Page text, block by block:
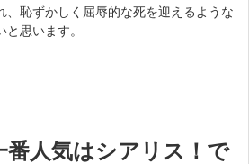
、恥ずかしく屈辱的な死を迎えるような
思います。
番人気はシアリス！で